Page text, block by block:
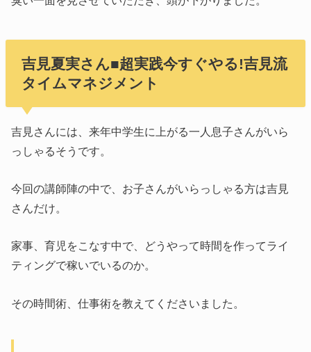
吉見夏実さん■超実践今すぐやる!吉見流
タイムマネジメント
吉見さんには、来年中学生に上がる一人息子さんがいら
っしゃるそうです。
今回の講師陣の中で、お子さんがいらっしゃる方は吉見
さんだけ。
家事、育児をこなす中で、どうやって時間を作ってライ
ティングで稼いでいるのか。
その時間術、仕事術を教えてくださいました。